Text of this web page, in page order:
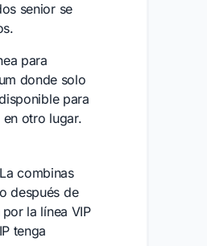
senior se
para
donde solo
para
otro lugar.
combinas
después de
la línea VIP
tenga